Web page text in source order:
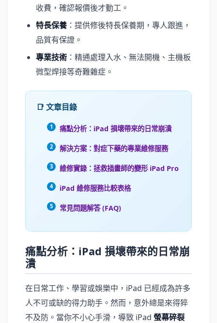
收費，確認報價後才動工。
特長保養 ：提供修後特長保養期，專人跟進，
品質有保證。
專業技術 ：精通處理入水、無法開機、主機板
微型焊接等奇難雜症。
📑 文章目錄
痛點分析：iPad 損壞帶來的日常崩潰
解決方案：對症下藥的專業維修服務
維修實錄：拯救插畫師的變形 iPad Pro
iPad 維修服務比較表格
常見問題解答 (FAQ)
痛點分析：iPad 損壞帶來的日常崩
潰
在日常工作、學習或娛樂中，iPad 已經成為許多
人不可或缺的得力助手。然而，意外總是來得猝
不及防。當你不小心手滑，導致 iPad 螢幕碎裂